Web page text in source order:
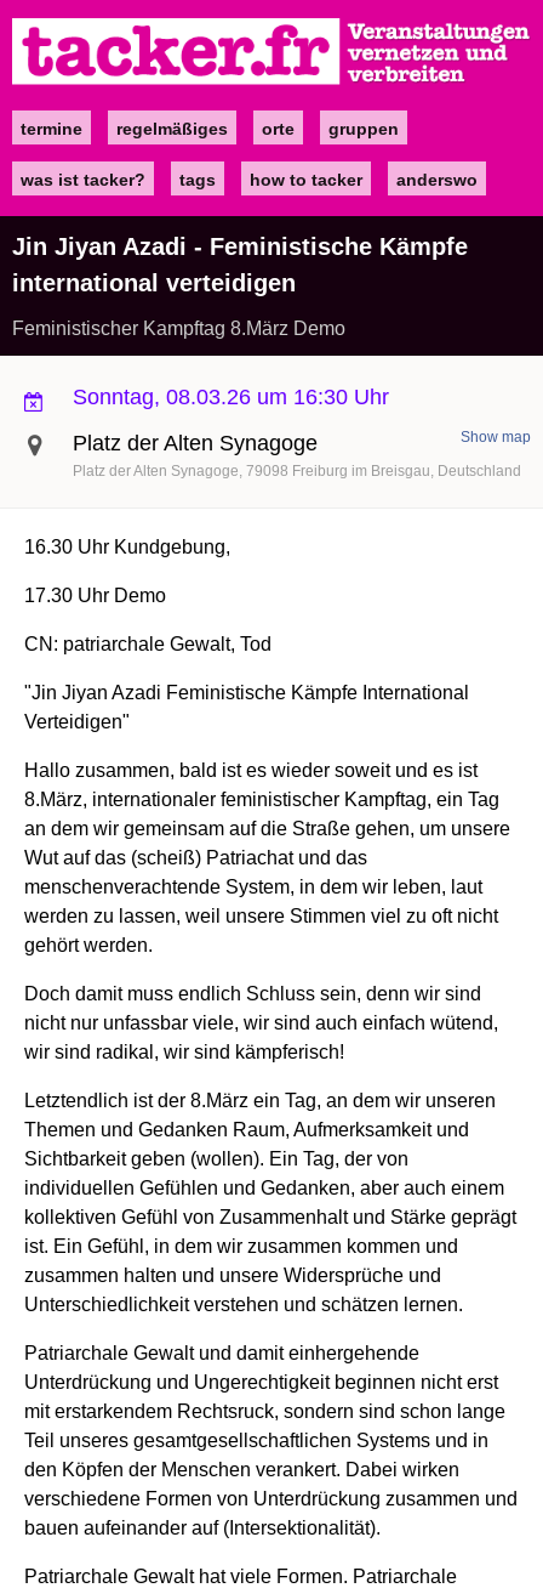
zum
Inhalt
Maintermine regelmäßiges orte gruppen
was ist tacker? tags how to tacker anderswo
Jin Jiyan Azadi - Feministische Kämpfe
international verteidigen
Feministischer Kampftag 8.März Demo
Sonntag, 08.03.26 um 16:30 Uhr
Platz der Alten Synagoge
Platz der Alten Synagoge 79098 Freiburg im Breisgau Deutschland
Show map
16.30 Uhr Kundgebung,
17.30 Uhr Demo
CN: patriarchale Gewalt, Tod
"Jin Jiyan Azadi Feministische Kämpfe International
Verteidigen"
Hallo zusammen, bald ist es wieder soweit und es ist
8.März, internationaler feministischer Kampftag, ein Tag
an dem wir gemeinsam auf die Straße gehen, um unsere
Wut auf das (scheiß) Patriachat und das
menschenverachtende System, in dem wir leben, laut
werden zu lassen, weil unsere Stimmen viel zu oft nicht
gehört werden.
Doch damit muss endlich Schluss sein, denn wir sind
nicht nur unfassbar viele, wir sind auch einfach wütend,
wir sind radikal, wir sind kämpferisch!
Letztendlich ist der 8.März ein Tag, an dem wir unseren
Themen und Gedanken Raum, Aufmerksamkeit und
Sichtbarkeit geben (wollen). Ein Tag, der von
individuellen Gefühlen und Gedanken, aber auch einem
kollektiven Gefühl von Zusammenhalt und Stärke geprägt
ist. Ein Gefühl, in dem wir zusammen kommen und
zusammen halten und unsere Widersprüche und
Unterschiedlichkeit verstehen und schätzen lernen.
Patriarchale Gewalt und damit einhergehende
Unterdrückung und Ungerechtigkeit beginnen nicht erst
mit erstarkendem Rechtsruck, sondern sind schon lange
Teil unseres gesamtgesellschaftlichen Systems und in
den Köpfen der Menschen verankert. Dabei wirken
verschiedene Formen von Unterdrückung zusammen und
bauen aufeinander auf (Intersektionalität).
Patriarchale Gewalt hat viele Formen. Patriarchale